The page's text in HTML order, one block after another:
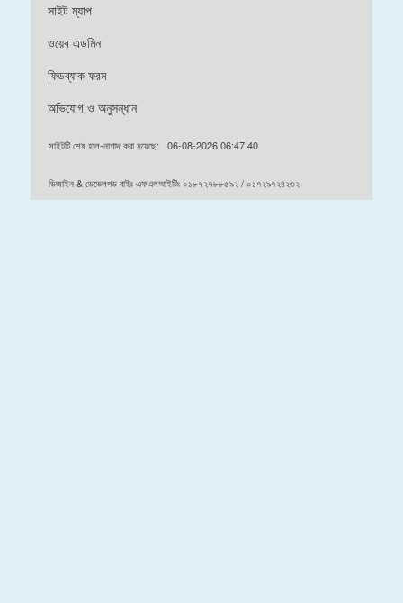
সাইট ম্যাপ
ওয়েব এডমিন
ফিডব্যাক ফরম
অভিযোগ ও অনুসন্ধান
সাইটটি শেষ হাল-নাগাদ করা হয়েছে: 06-08-2026 06:47:40
ডিজাইন & ডেভেলপড বাইঃ এফএলআইটিঃ ০১৮৭২৭৮৮৫৯২ / ০১৭২৯৭২৪২৩২